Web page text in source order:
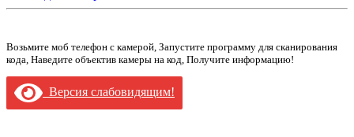
Возьмите моб телефон с камерой, Запустите программу для сканирования
кода, Наведите объектив камеры на код, Получите информацию!
Версия слабовидящим!